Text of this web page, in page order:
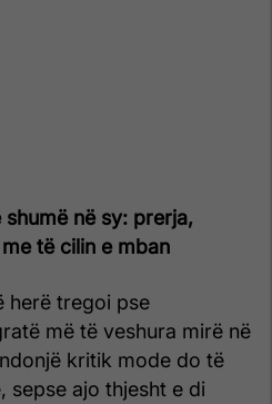
në sy: prerja,
të cilin e mban
herë tregoi pse
më të veshura mirë në
kritik mode do të
sepse ajo thjesht e di